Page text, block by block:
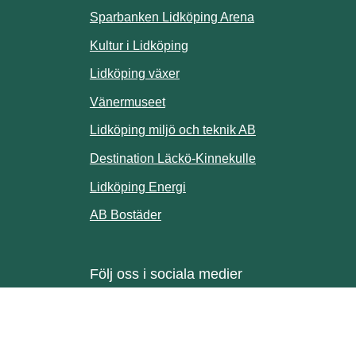
annan webbplats.
annan webbplats.
Sparbanken Lidköping Arena
Kultur i Lidköping
Lidköping växer
Vänermuseet
Lidköping miljö och teknik AB
Destination Läckö-KinnekulleLänk till annan
Lidköping EnergiLänk till annan webbplats.
AB BostäderLänk till annan webbplats.
Följ oss i sociala medier